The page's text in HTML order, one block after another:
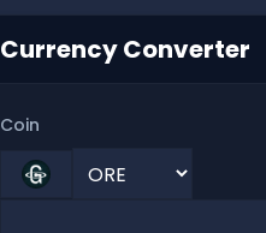
Currency Converter
Coin